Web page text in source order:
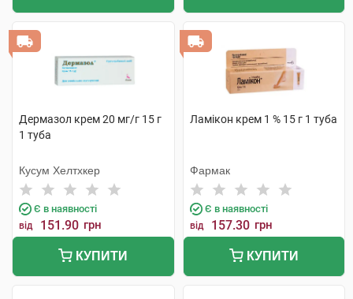
Дермазол крем 20 мг/г 15 г
1 туба
Кусум Хелтхкер
Є в наявності
від 151.90 грн
КУПИТИ
Ламікон крем 1 % 15 г 1 туба
Фармак
Є в наявності
від 157.30 грн
КУПИТИ